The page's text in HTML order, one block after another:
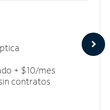
+ $10/mes
contratos